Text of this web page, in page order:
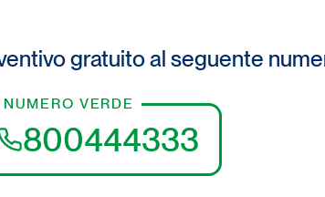
gratuito al seguente
NUMERO VERDE
800444333